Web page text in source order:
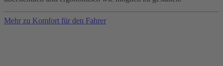
Mehr zu Komfort für den Fahrer